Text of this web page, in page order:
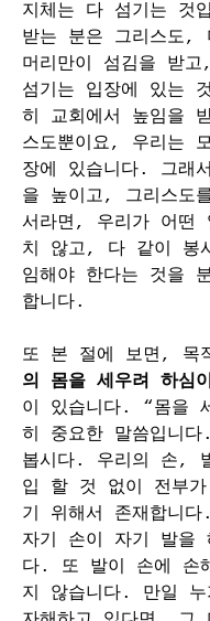
지체는 다 섬기는 것
받는 분은 그리스도,
머리만이 섬김을 받
섬기는 입장에 있는
히 교회에서 높임을
스도뿐이요, 우리는
장에 있습니다. 그래
을 높이고, 그리스도
서라면, 우리가 어떤
치 않고, 다 같이 봉
임해야 한다는 것을
합니다.
또 본 절에 보면, 목
의 몸을 세우려 하심
이 있습니다. “몸을
히 중요한 말씀입니
봅시다. 우리의 손,
입 할 것 없이 전부
기 위해서 존재합니
자기 손이 자기 발을
다. 또 발이 손에 손
지 않습니다. 만일